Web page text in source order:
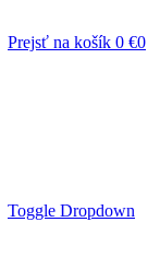
Prejsť na košík 0 €0
Toggle Dropdown